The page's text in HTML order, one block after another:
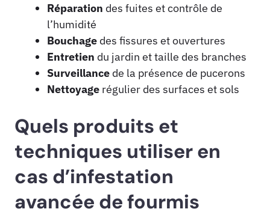
Réparation des fuites et contrôle de
l’humidité
Bouchage des fissures et ouvertures
Entretien du jardin et taille des branches
Surveillance de la présence de pucerons
Nettoyage régulier des surfaces et sols
Quels produits et
techniques utiliser en
cas d’infestation
avancée de fourmis